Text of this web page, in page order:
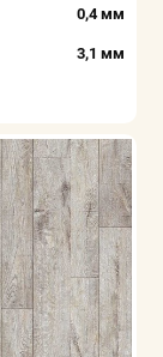
0,4 мм
3,1 мм